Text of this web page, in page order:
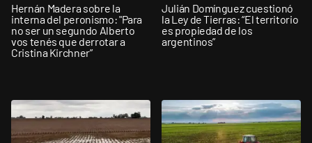
Hernán Madera sobre la
interna del peronismo: "Para
no ser un segundo Alberto
vos tenés que derrotar a
Cristina Kirchner”
Julián Domínguez cuestionó
la Ley de Tierras: “El territorio
es propiedad de los
argentinos”